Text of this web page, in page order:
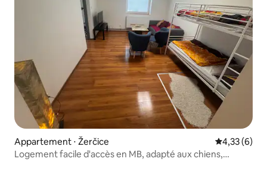
Appartement ⋅ Žerčice Évaluation
4,33 (6)
Logement facile d'accès en MB, adapté aux chiens,